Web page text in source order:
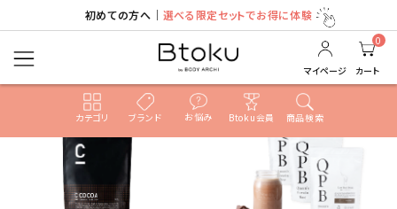
初めての方へ｜ 選べる限定セットでお得に体験
マイページ
0
カート
カテゴリ ブランド お悩み Btoku会員 商品検索
ACCOUNT MENU
ようこそ ゲスト 様